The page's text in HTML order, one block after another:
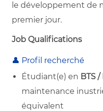
le développement de
premier jour.
Job Qualifications
👤 Profil recherché
Étudiant(e) en BTS
maintenance
équivalent